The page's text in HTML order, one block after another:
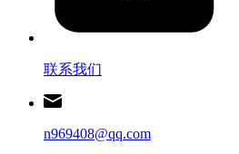
联系我们
n969408@qq.com